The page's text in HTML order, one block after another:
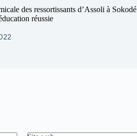
des ressortissants d’Assoli à Sokodé
réussie